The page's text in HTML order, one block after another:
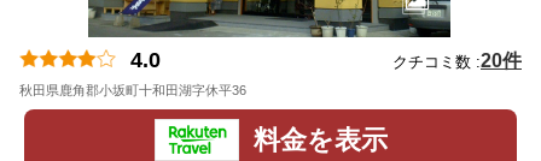
4.0 クチコミ数 :20件
秋田県鹿角郡小坂町十和田湖字休平36
料金を表示